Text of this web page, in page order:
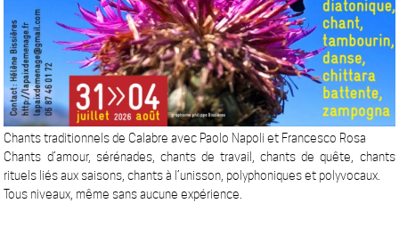
Chants traditionnels de Calabre avec Paolo Napoli et Francesco Rosa
Chants d’amour, sérénades, chants de travail, chants de quête, chants
rituels liés aux saisons, chants à l’unisson, polyphoniques et polyvocaux.
Tous niveaux, même sans aucune expérience.